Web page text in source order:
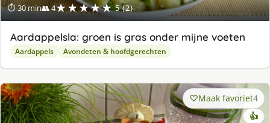
⏱ 30 min👥 4★★★★★ 5 (2)
Aardappelsla: groen is gras onder mijne voeten
Aardappels Avondeten & hoofdgerechten
Maak favoriet4
👍